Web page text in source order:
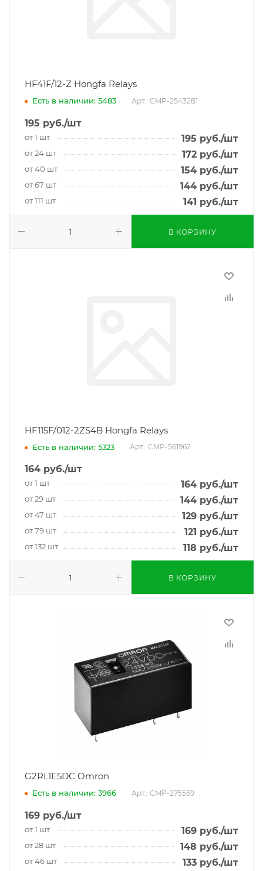
HF41F/12-Z Hongfa Relays
Есть в наличии: 5483 Арт.: CMP-2543281
195 руб./шт
от 1 шт 195 руб./шт
от 24 шт 172 руб./шт
от 40 шт 154 руб./шт
от 67 шт 144 руб./шт
от 111 шт 141 руб./шт
В КОРЗИНУ
HF115F/012-2ZS4B Hongfa Relays
Есть в наличии: 5323 Арт.: CMP-561962
164 руб./шт
от 1 шт 164 руб./шт
от 29 шт 144 руб./шт
от 47 шт 129 руб./шт
от 79 шт 121 руб./шт
от 132 шт 118 руб./шт
В КОРЗИНУ
G2RL1E5DC Omron
Есть в наличии: 3966 Арт.: CMP-275559
169 руб./шт
от 1 шт 169 руб./шт
от 28 шт 148 руб./шт
от 46 шт 133 руб./шт